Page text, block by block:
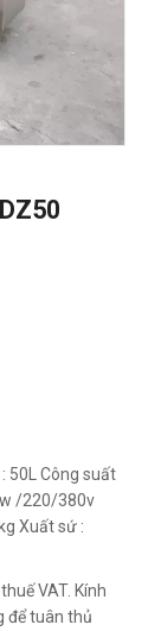
50L Công suất
/220/380v
Xuất sứ :
VAT. Kính
để tuân thủ